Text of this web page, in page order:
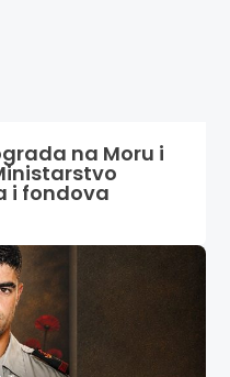
na Moru i
i fondova